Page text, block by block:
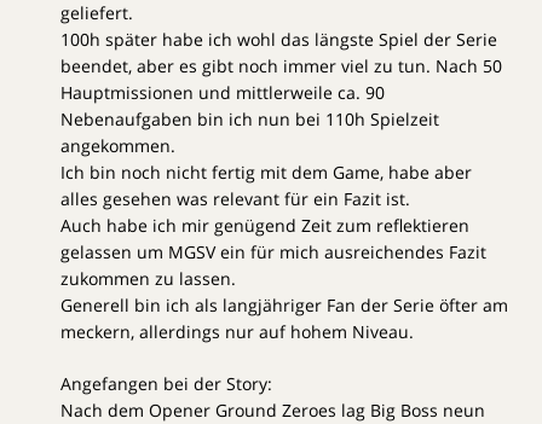
geliefert.
100h später habe ich wohl das längste Spiel der Serie
beendet, aber es gibt noch immer viel zu tun. Nach 50
Hauptmissionen und mittlerweile ca. 90
Nebenaufgaben bin ich nun bei 110h Spielzeit
angekommen.
Ich bin noch nicht fertig mit dem Game, habe aber
alles gesehen was relevant für ein Fazit ist.
Auch habe ich mir genügend Zeit zum reflektieren
gelassen um MGSV ein für mich ausreichendes Fazit
zukommen zu lassen.
Generell bin ich als langjähriger Fan der Serie öfter am
meckern, allerdings nur auf hohem Niveau.
Angefangen bei der Story:
Nach dem Opener Ground Zeroes lag Big Boss neun